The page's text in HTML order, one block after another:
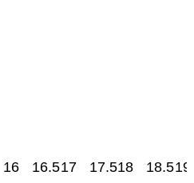
16 16.517 17.518 18.519